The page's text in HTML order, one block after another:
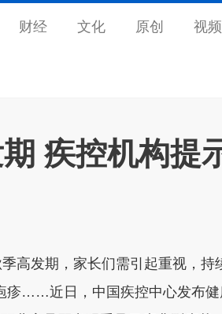
财经 文化 原创 视频
疾控机构提
发期，家长们需引起重视，持
疹……近日，中国疾控中心发布